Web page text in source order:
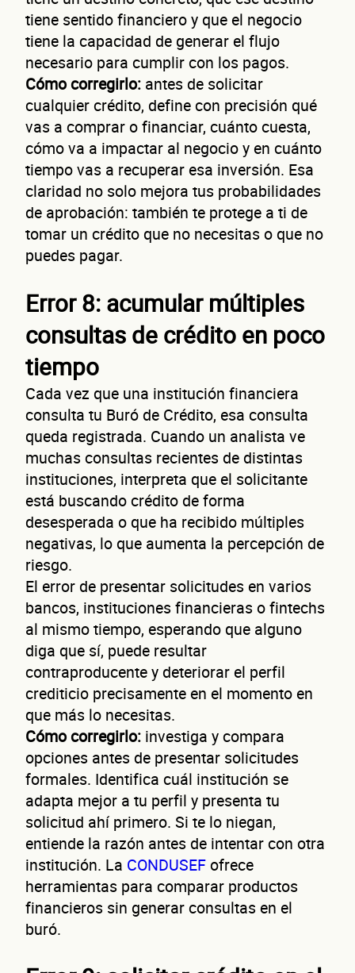
tiene sentido financiero y que el negocio
tiene la capacidad de generar el flujo
necesario para cumplir con los pagos.
Cómo corregirlo: antes de solicitar
cualquier crédito, define con precisión qué
vas a comprar o financiar, cuánto cuesta,
cómo va a impactar al negocio y en cuánto
tiempo vas a recuperar esa inversión. Esa
claridad no solo mejora tus probabilidades
de aprobación: también te protege a ti de
tomar un crédito que no necesitas o que no
puedes pagar.
Error 8: acumular múltiples
consultas de crédito en poco
tiempo
Cada vez que una institución financiera
consulta tu Buró de Crédito, esa consulta
queda registrada. Cuando un analista ve
muchas consultas recientes de distintas
instituciones, interpreta que el solicitante
está buscando crédito de forma
desesperada o que ha recibido múltiples
negativas, lo que aumenta la percepción de
riesgo.
El error de presentar solicitudes en varios
bancos, instituciones financieras o fintechs
al mismo tiempo, esperando que alguno
diga que sí, puede resultar
contraproducente y deteriorar el perfil
crediticio precisamente en el momento en
que más lo necesitas.
Cómo corregirlo: investiga y compara
opciones antes de presentar solicitudes
formales. Identifica cuál institución se
adapta mejor a tu perfil y presenta tu
solicitud ahí primero. Si te lo niegan,
entiende la razón antes de intentar con otra
institución. La CONDUSEFofrece
herramientas para comparar productos
financieros sin generar consultas en el
buró.
No te preocupes, evaluamos cada caso de forma integral.
Nombre(s)
Primer apellido
Segundo apellido
Teléfono
Correo electrónico
Confirma tu correo electrónico